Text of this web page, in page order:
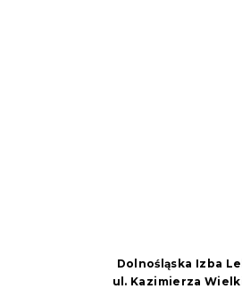
Dolnośląska Izba
ul. Kazimierza